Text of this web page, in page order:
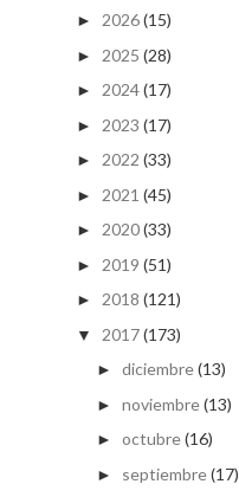
► 2026(15)
► 2025 (28)
► 2024(17)
► 2023 (17)
► 2022 (33)
► 2021 (45)
► 2020(33)
► 2019 (51)
► 2018 (121)
▼ 2017(173)
► diciembre(13)
► noviembre(13)
► octubre(16)
► septiembre(17)